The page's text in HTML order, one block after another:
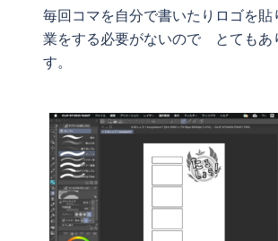
毎回コマを自分で書いたりロゴを貼
業をする必要がないので とてもあ
す。